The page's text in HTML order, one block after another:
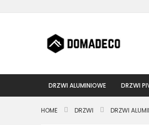
do
DRZWI ALUMINIOWE DRZWI
HOME DRZWI DRZWI